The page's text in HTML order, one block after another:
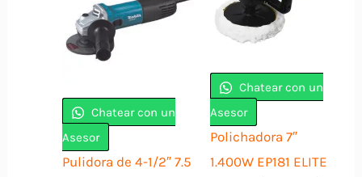
Chatear con un
Asesor
Pulidora de 4-1/2″ 7.5
Chatear con un
Asesor
Polichadora 7″
1.400W EP181 ELITE